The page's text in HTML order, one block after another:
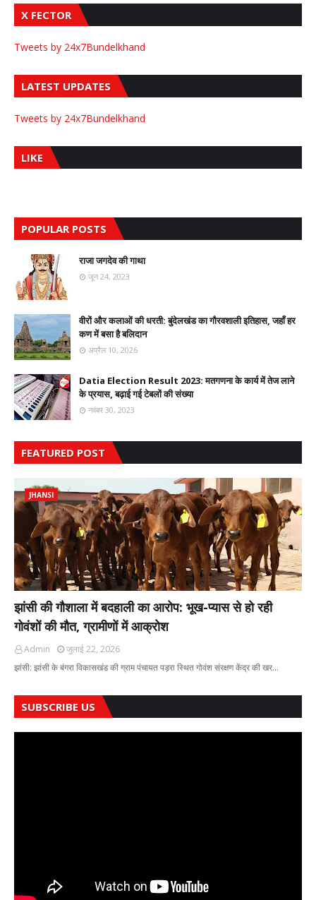
X FECTOR
Tweets by 24x7Bundelkhand
LATEST UPDATES
Tweets by 24x7Bundelkhand
LIKE
POPULAR POSTS
राजा जगदेव की गाथा
जून 24, 2023
वीरों और कलाओं की धरती: बुंदेलखंड का गौरवशाली इतिहास, जहाँ हर
कण में बसा है बलिदान
अप्रैल 10, 2026
Datia Election Result 2023: मतगणना के कार्य में तेज लाने
के प्रयास, बढ़ाई गई टेबलों की संख्या
नवंबर 30, 2023
FEATURED POST
JHANSI
झांसी की गौशाला में बदहाली का आरोप: भूख-प्यास से हो रही
गोवंशों की मौत, ग्रामीणों में आक्रोश
Admin
जुलाई 22, 2026
झांसी: झांसी के बंगरा विकासखंड की ग्राम पंचायत पड़रा स्थित गोवंश संरक्षण केंद्र की खर…
SUBSCRIBE US